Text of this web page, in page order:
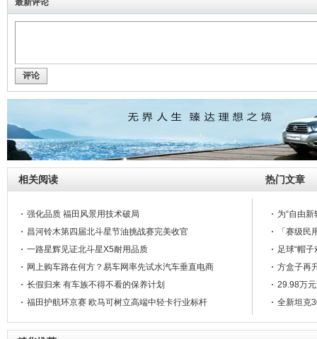
最新评论
评论
相关阅读 热门文章
强化品质 福田风景用技术破局
昌河铃木第四届北斗星节油挑战赛完美收官
一路星辉见证北斗星X5耐用品质
网上购车路在何方？易车网率先试水汽车垂直电商
长假归来 有车族不得不看的保养计划
福田护航环京赛 欧马可树立高端中轻卡行业标杆
北汽威旺贵阳车展与您倾情约
为“自由
「赛级
足球“帽
方盒子再
29.98万
全新坦克